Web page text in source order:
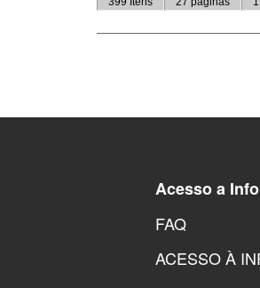
Acesso a
FAQ
ACESSO À